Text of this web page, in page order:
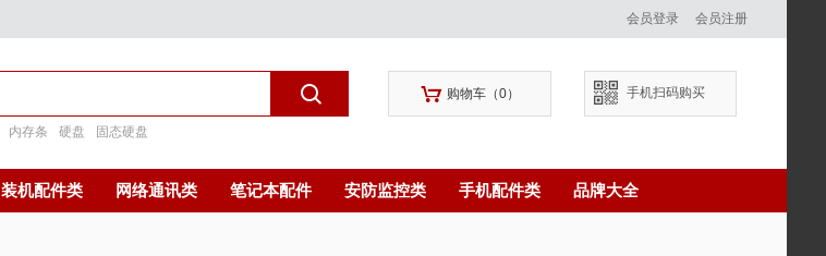
会员登录 会员注册
内存条 硬盘 固态硬盘
手机扫码购买
 购物车（0）
装机配件类 网络通讯类 笔记本配件 安防监控类 手机配件类 品牌大全